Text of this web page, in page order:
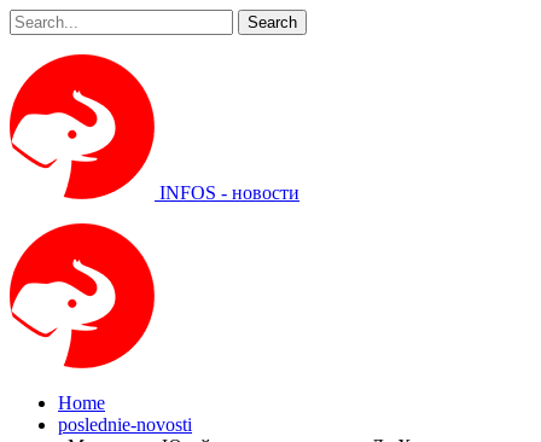
INFOS - новости
Home
poslednie-novosti